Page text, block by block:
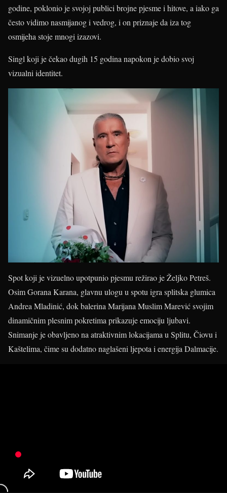
godine, poklonio je svojoj publici brojne pjesme i hitove, a iako ga
često vidimo nasmijanog i vedrog, i on priznaje da iza tog
osmijeha stoje mnogi izazovi.
Singl koji je čekao dugih 15 godina napokon je dobio svoj
vizualni identitet.
Spot koji je vizuelno upotpunio pjesmu režirao je Željko Petreš.
Osim Gorana Karana, glavnu ulogu u spotu igra splitska glumica
Andrea Mladinić, dok balerina Marijana Muslim Marević svojim
dinamičnim plesnim pokretima prikazuje emociju ljubavi.
Snimanje je obavljeno na atraktivnim lokacijama u Splitu, Čiovu i
Kaštelima, čime su dodatno naglašeni ljepota i energija Dalmacije.